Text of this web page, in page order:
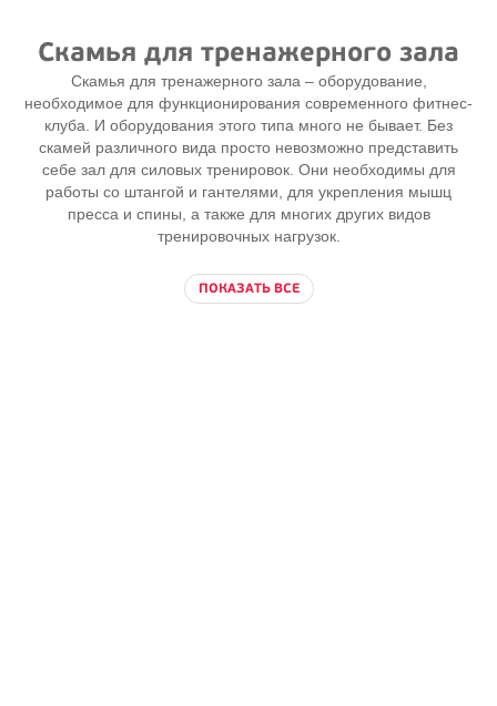
Скамья для тренажерного зала
Скамья для тренажерного зала – оборудование,
необходимое для функционирования современного фитнес-
клуба. И оборудования этого типа много не бывает. Без
скамей различного вида просто невозможно представить
себе зал для силовых тренировок. Они необходимы для
работы со штангой и гантелями, для укрепления мышц
пресса и спины, а также для многих других видов
тренировочных нагрузок.
ПОКАЗАТЬ ВСЕ